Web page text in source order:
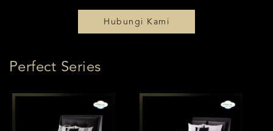
Hubungi Kami
Perfect Series